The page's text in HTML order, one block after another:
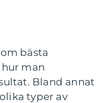
bästa
man
Bland annat
typer av